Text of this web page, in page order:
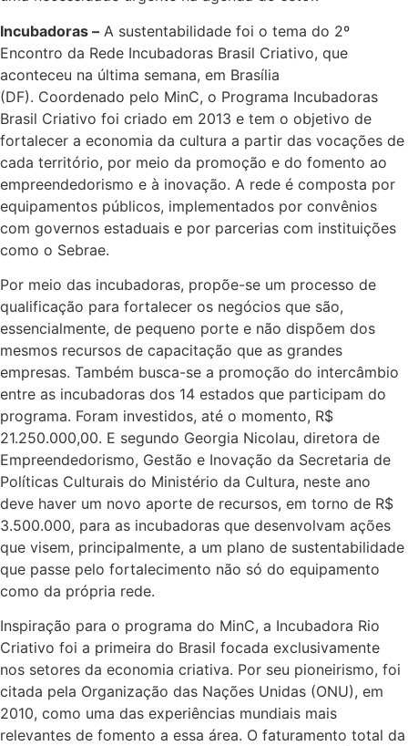
Incubadoras – A sustentabilidade foi o tema do 2º
Encontro da Rede Incubadoras Brasil Criativo, que
aconteceu na última semana, em Brasília
(DF). Coordenado pelo MinC, o Programa Incubadoras
Brasil Criativo foi criado em 2013 e tem o objetivo de
fortalecer a economia da cultura a partir das vocações de
cada território, por meio da promoção e do fomento ao
empreendedorismo e à inovação. A rede é composta por
equipamentos públicos, implementados por convênios
com governos estaduais e por parcerias com instituições
como o Sebrae.
Por meio das incubadoras, propõe-se um processo de
qualificação para fortalecer os negócios que são,
essencialmente, de pequeno porte e não dispõem dos
mesmos recursos de capacitação que as grandes
empresas. Também busca-se a promoção do intercâmbio
entre as incubadoras dos 14 estados que participam do
programa. Foram investidos, até o momento, R$
21.250.000,00. E segundo Georgia Nicolau, diretora de
Empreendedorismo, Gestão e Inovação da Secretaria de
Políticas Culturais do Ministério da Cultura, neste ano
deve haver um novo aporte de recursos, em torno de R$
3.500.000, para as incubadoras que desenvolvam ações
que visem, principalmente, a um plano de sustentabilidade
que passe pelo fortalecimento não só do equipamento
como da própria rede.
Inspiração para o programa do MinC, a Incubadora Rio
Criativo foi a primeira do Brasil focada exclusivamente
nos setores da economia criativa. Por seu pioneirismo, foi
citada pela Organização das Nações Unidas (ONU), em
2010, como uma das experiências mundiais mais
relevantes de fomento a essa área. O faturamento total da